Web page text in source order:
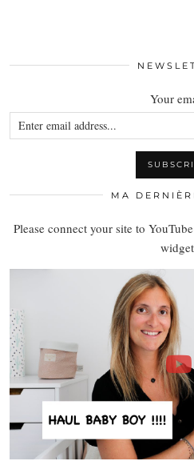
Your
MA
Please connect your site to